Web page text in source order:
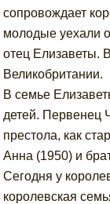
сопровождает
молодые уехали
отец Елизаветы.
Великобритании.
В семье
детей. Первенец
престола, как
Анна (1950) и
Сегодня у
королевская